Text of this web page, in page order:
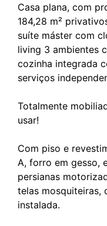
Casa plana, com
184,28 m²
suíte máster com
living 3 ambientes
cozinha integrada
serviços
Totalmente
usar!
Com piso e
A, forro em gesso,
persianas
telas mosquiteiras,
instalada.